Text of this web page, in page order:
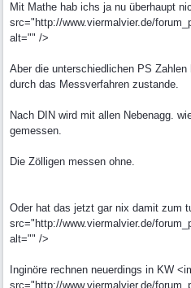
Mit Mathe hab ichs ja nu überhaupt
src="http://www.viermalvier.de/
alt="" />
Aber die unterschiedlichen PS
durch das Messverfahren zustande.
Nach DIN wird mit allen Nebenagg.
gemessen.
Die Zölligen messen ohne.
Oder hat das jetzt gar nix damit zum
src="http://www.viermalvier.de/
alt="" />
Inginöre rechnen neuerdings in KW
src="http://www.viermalvier.de/